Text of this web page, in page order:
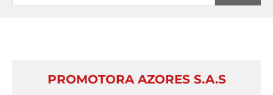
PROMOTORA AZORES S.A.S